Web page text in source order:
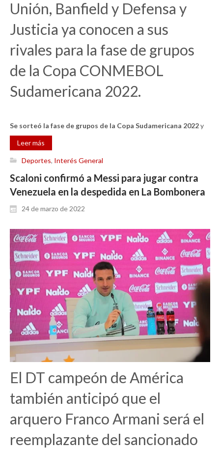
Unión, Banfield y Defensa y
Justicia ya conocen a sus
rivales para la fase de grupos
de la Copa CONMEBOL
Sudamericana 2022.
Se sorteó la fase de grupos de la Copa Sudamericana 2022y
Leer más
Deportes, Interés General
Scaloni confirmó a Messi para jugar contra
Venezuela en la despedida en La Bombonera
24 de marzo de 2022
El DT campeón de América
también anticipó que el
arquero Franco Armani será el
reemplazante del sancionado